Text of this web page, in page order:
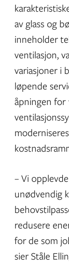
av glass og
inneholder
ventilasjon,
variasjoner i
løpende
åpningen for
– Vi
unødvendig
redusere
for de som
sier Ståle